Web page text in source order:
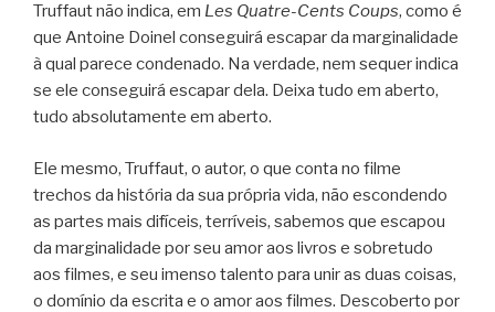
Truffaut não indica, em Les Quatre-Cents Coups, como é
que Antoine Doinel conseguirá escapar da marginalidade
à qual parece condenado. Na verdade, nem sequer indica
se ele conseguirá escapar dela. Deixa tudo em aberto,
tudo absolutamente em aberto.
Ele mesmo, Truffaut, o autor, o que conta no filme
trechos da história da sua própria vida, não escondendo
as partes mais difíceis, terríveis, sabemos que escapou
da marginalidade por seu amor aos livros e sobretudo
aos filmes, e seu imenso talento para unir as duas coisas,
o domínio da escrita e o amor aos filmes. Descoberto por